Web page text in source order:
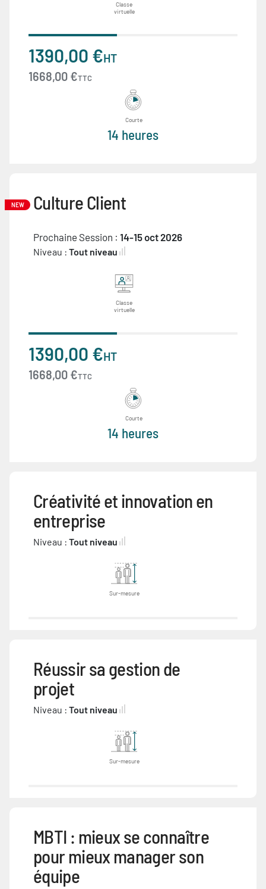
Classe
virtuelle
1390,00 €HT
1668,00 €TTC
Courte
14 heures
NEW Culture Client
Prochaine Session : 14-15 oct 2026
Niveau : Tout niveau
Classe
virtuelle
1390,00 €HT
1668,00 €TTC
Courte
14 heures
Créativité et innovation en
entreprise
Niveau : Tout niveau
Sur-mesure
Réussir sa gestion de
projet
Niveau : Tout niveau
Sur-mesure
MBTI : mieux se connaître
pour mieux manager son
équipe